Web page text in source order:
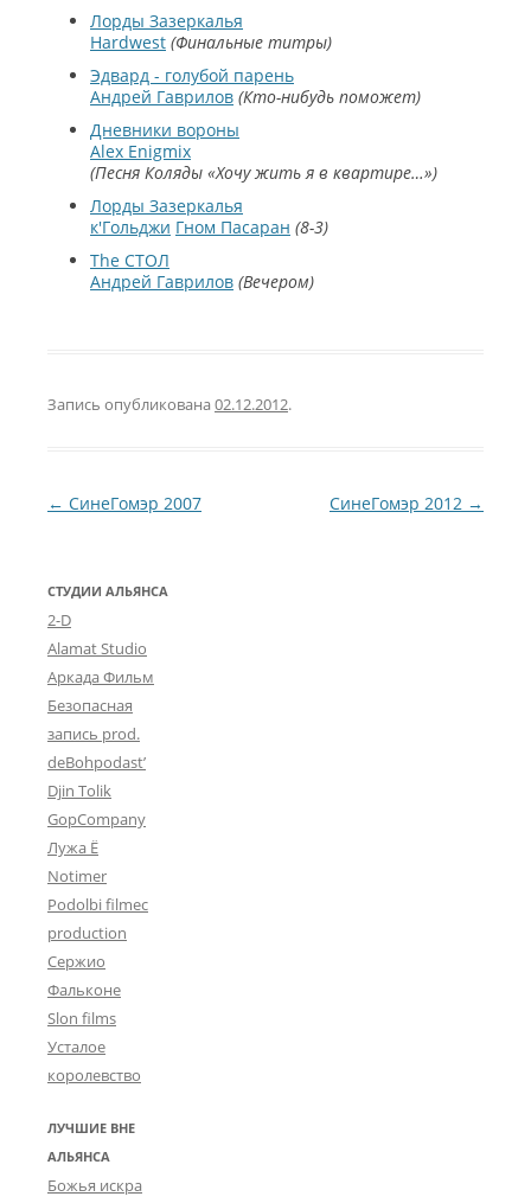
Лорды Зазеркалья
Hardwest Финальные титры
Эдвард - голубой парень
Андрей Гаврилов Кто-нибудь поможет
Дневники вороны
Alex Enigmix
Песня Коляды «Хочу жить я в квартире…»
Лорды Зазеркалья
к'Гольджи Гном Пасаран 8-3
The СТОЛ
Андрей Гаврилов Вечером
Запись опубликована02.12.2012.
Навигация по записям
← СинеГомэр 2007 СинеГомэр 2012 →
СТУДИИ АЛЬЯНСА
2-D
Alamat Studio
Аркада Фильм
Безопасная
запись prod.
deBohpodast’
Djin Tolik
GopCompany
Лужа Ё
Notimer
Podolbi filmec
production
Сержио
Фальконе
Slon films
Усталое
королевство
ЛУЧШИЕ ВНЕ
АЛЬЯНСА
Божья искра